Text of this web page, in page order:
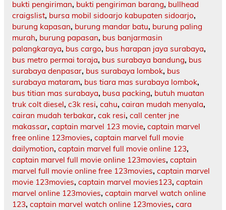
bukti pengiriman, bukti pengiriman barang, bullhead
craigslist, bursa mobil sidoarjo kabupaten sidoarjo,
burung kapasan, burung mandar batu, burung paling
murah, burung papasan, bus banjarmasin
palangkaraya, bus cargo, bus harapan jaya surabaya,
bus metro permai toraja, bus surabaya bandung, bus
surabaya denpasar, bus surabaya lombok, bus
surabaya mataram, bus tiara mas surabaya lombok,
bus titian mas surabaya, busa packing, butuh muatan
truk colt diesel, c3k resi, cahu, cairan mudah menyala,
cairan mudah terbakar, cak resi, call center jne
makassar, captain marvel 123 movie, captain marvel
free online 123movies, captain marvel full movie
dailymotion, captain marvel full movie online 123,
captain marvel full movie online 123movies, captain
marvel full movie online free 123movies, captain marvel
movie 123movies, captain marvel movies123, captain
marvel online 123movies, captain marvel watch online
123, captain marvel watch online 123movies, cara